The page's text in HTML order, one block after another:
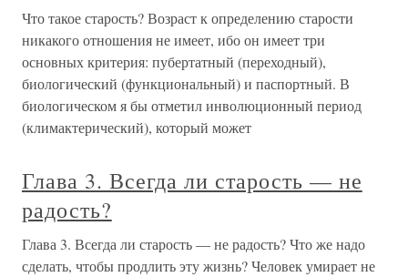
Что такое старость? Возраст к определению старости
никакого отношения не имеет, ибо он имеет три
основных критерия: пубертатный (переходный),
биологический (функциональный) и паспортный. В
биологическом я бы отметил инволюционный период
(климактерический), который может
Глава 3. Всегда ли старость — не
радость?
Глава 3. Всегда ли старость — не радость? Что же надо
сделать, чтобы продлить эту жизнь? Человек умирает не